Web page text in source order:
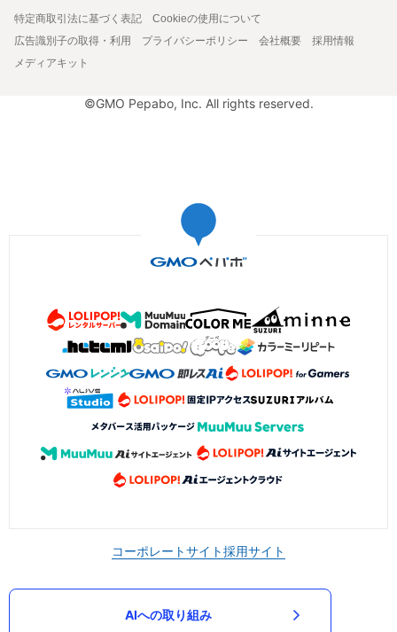
特定商取引法に基づく表記
Cookieの使用について
広告識別子の取得・利用
プライバシーポリシー 会社概要
採用情報
メディアキット
©GMO Pepabo, Inc. All rights reserved.
コーポレートサイト採用サイト
AIへの取り組み